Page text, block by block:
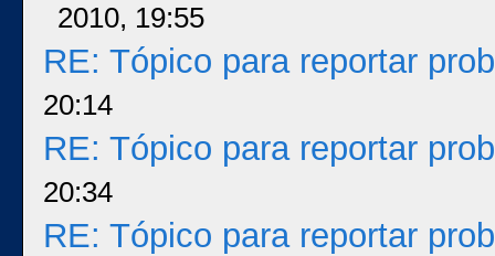
2010, 19:55
RE: Tópico para reportar
20:14
RE: Tópico para reportar
20:34
RE: Tópico para reportar